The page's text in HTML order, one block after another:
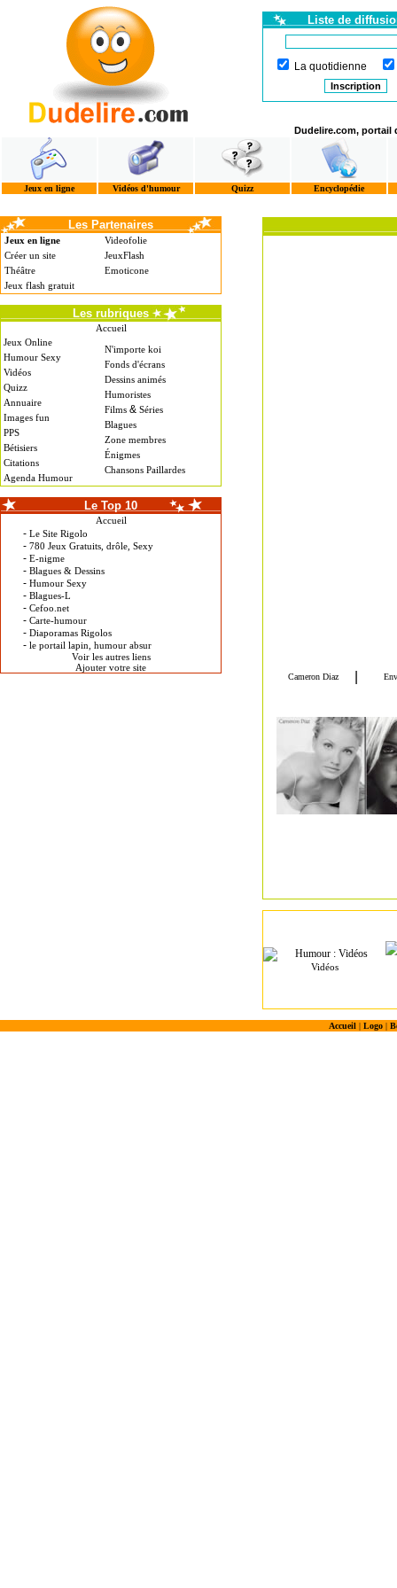
Liste de
La quotidienne
Dudelire.com, portail
Jeux en ligne Vidéos d'humour Quizz Encyclopédie
Les Partenaires
Jeux en ligne
Créer un site
Théâtre
Jeux flash gratuit
Videofolie
JeuxFlash
Emoticone
Les rubriques
Accueil
Jeux Online
Humour Sexy
Vidéos
Quizz
Annuaire
Images fun
PPS
Bétisiers
Citations
Agenda Humour
N'importe koi
Fonds d'écrans
Dessins animés
Humoristes
Films & Séries
Blagues
Zone membres
Énigmes
Chansons Paillardes
Le Top 10
Accueil
- Le Site Rigolo
- 780 Jeux Gratuits, drôle, Sexy
- E-nigme
- Blagues & Dessins
- Humour Sexy
- Blagues-L
- Cefoo.net
- Carte-humour
- Diaporamas Rigolos
- le portail lapin, humour absur
Voir les autres liens
Ajouter votre site
Vidéos
Accueil| Logo|